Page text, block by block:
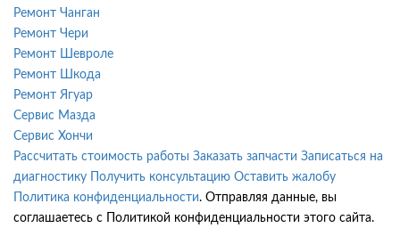
Ремонт Чанган
Ремонт Чери
Ремонт Шевроле
Ремонт Шкода
Ремонт Ягуар
Сервис Мазда
Сервис Хончи
Рассчитать стоимость работы Заказать запчасти Записаться на
диагностику
Получить консультацию Оставить жалобу
Политика конфиденциальности. Отправляя данные, вы
соглашаетесь с Политикой конфиденциальности этого сайта.